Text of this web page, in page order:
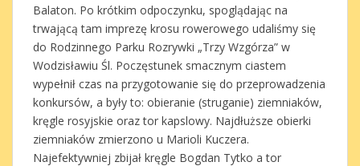
Balaton. Po krótkim odpoczynku, spoglądając na
trwającą tam imprezę krosu rowerowego udaliśmy się
do Rodzinnego Parku Rozrywki „Trzy Wzgórza” w
Wodzisławiu Śl. Poczęstunek smacznym ciastem
wypełnił czas na przygotowanie się do przeprowadzenia
konkursów, a były to: obieranie (struganie) ziemniaków,
kręgle rosyjskie oraz tor kapslowy. Najdłuższe obierki
ziemniaków zmierzono u Marioli Kuczera.
Najefektywniej zbijał kręgle Bogdan Tytko a tor